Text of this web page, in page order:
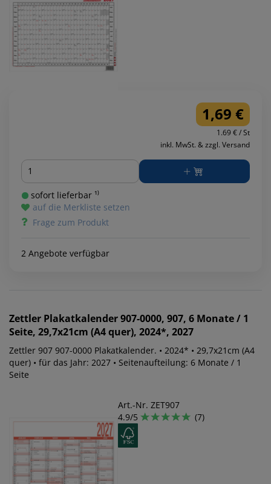
1,69 €
1.69 € / St
inkl. MwSt. & zzgl. Versand
Menge
sofort lieferbar ¹⁾
auf die Merkliste setzen
Frage zum Produkt
2 Angebote verfügbar
Zettler Plakatkalender 907-0000, 907, 6 Monate / 1
Seite, 29,7x21cm (A4 quer), 2024*, 2027
Zettler 907 907-0000 Plakatkalender. • 2024* • 29,7x21cm (A4
quer) • für das Jahr: 2027 • Seitenaufteilung: 6 Monate / 1
Seite
Art.-Nr. ZET907
4.9/5
(7)